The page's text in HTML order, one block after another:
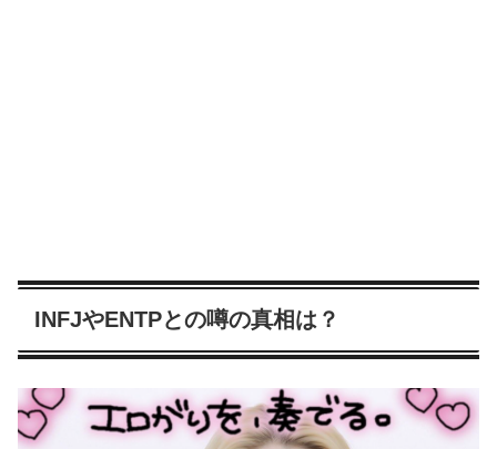
INFJやENTPとの噂の真相は？